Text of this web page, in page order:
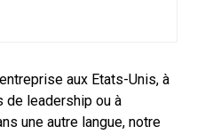
aux Etats-Unis, à
leadership ou à
une autre langue, notre